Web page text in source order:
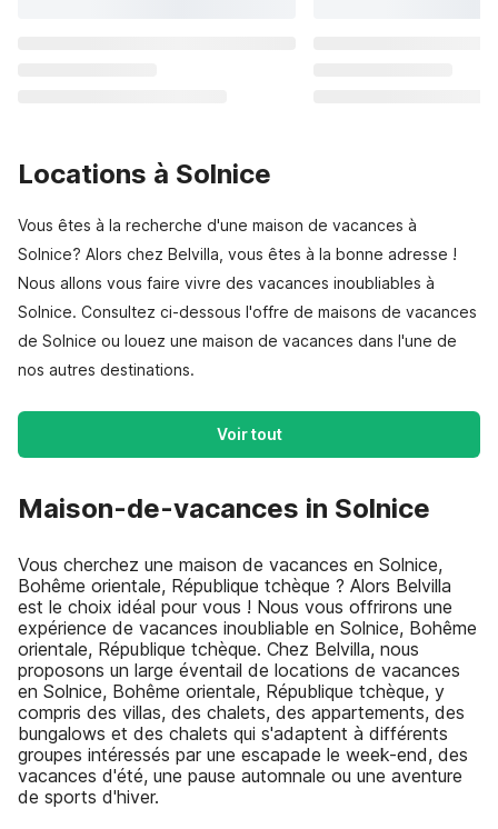
Locations à Solnice
Vous êtes à la recherche d'une maison de vacances à
Solnice? Alors chez Belvilla, vous êtes à la bonne adresse !
Nous allons vous faire vivre des vacances inoubliables à
Solnice. Consultez ci-dessous l'offre de maisons de vacances
de Solnice ou louez une maison de vacances dans l'une de
nos autres destinations.
Voir tout
Maison-de-vacances in Solnice
Vous cherchez une maison de vacances en Solnice,
Bohême orientale, République tchèque ? Alors Belvilla
est le choix idéal pour vous ! Nous vous offrirons une
expérience de vacances inoubliable en Solnice, Bohême
orientale, République tchèque. Chez Belvilla, nous
proposons un large éventail de locations de vacances
en Solnice, Bohême orientale, République tchèque, y
compris des villas, des chalets, des appartements, des
bungalows et des chalets qui s'adaptent à différents
groupes intéressés par une escapade le week-end, des
vacances d'été, une pause automnale ou une aventure
de sports d'hiver.